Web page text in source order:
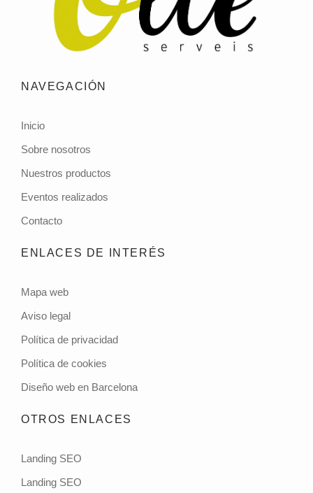
NAVEGACIÓN
Inicio
Sobre nosotros
Nuestros productos
Eventos realizados
Contacto
ENLACES DE INTERÉS
Mapa web
Aviso legal
Política de privacidad
Política de cookies
Diseño web en Barcelona
OTROS ENLACES
Landing SEO
Landing SEO